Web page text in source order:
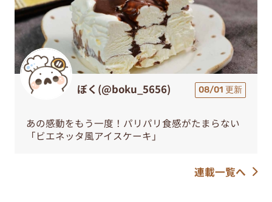
ぼく(@boku_5656) 08/01 更新
あの感動をもう一度！パリパリ食感がたまらない
「ビエネッタ風アイスケーキ」
連載一覧へ